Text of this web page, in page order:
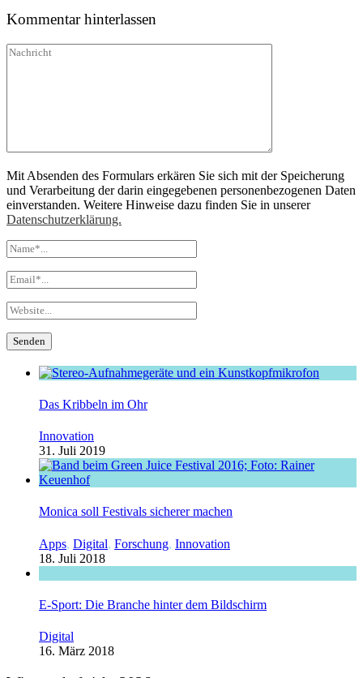
Kommentar hinterlassen
Mit Absenden des Formulars erkären Sie sich mit der Speicherung
und Verarbeitung der darin eingegebenen personenbezogenen Daten
einverstanden. Weitere Hinweise dazu finden Sie in unserer
Datenschutzerklärung.
Das Kribbeln im Ohr
Innovation
31. Juli 2019
Monica soll Festivals sicherer machen
Apps, Digital, Forschung, Innovation
18. Juli 2018
E-Sport: Die Branche hinter dem Bildschirm
Digital
16. März 2018